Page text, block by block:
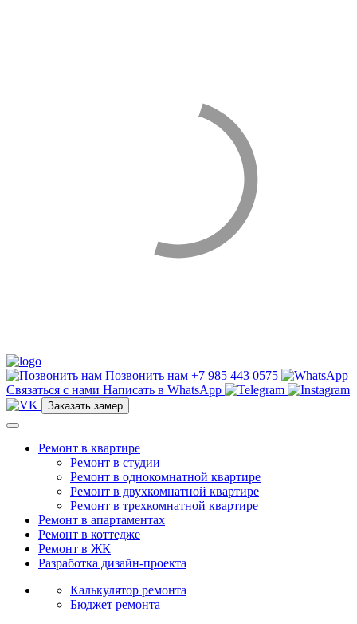
Позвонить нам +7 985 443 0575
Связаться с нами Написать в WhatsApp
Заказать замер
Ремонт в квартире
Ремонт в студии
Ремонт в однокомнатной квартире
Ремонт в двухкомнатной квартире
Ремонт в трехкомнатной квартире
Ремонт в апартаментах
Ремонт в коттедже
Ремонт в ЖК
Разработка дизайн-проекта
Калькулятор ремонта
Бюджет ремонта